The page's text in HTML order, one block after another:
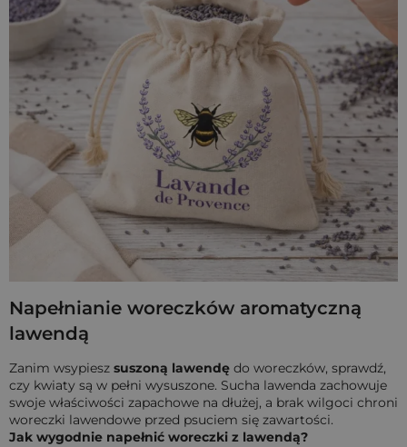
woreczki naturalne do aromaterapii
- z lawendą jako
dodatkiem relaksacyjnym do sypialni lub łazienki (lub jako
zioła do sauny),
bawełniane woreczki prezentowe- na drobne upominki
dla gości na lawendowy ślub, urodziny czy przyjęcie w
stylu prowansalskim.
Zastosowania firmowe (B2B):
puste woreczki na susz lawendowy
dla plantacji i
sklepów regionalnych,
bawełniane woreczki na kosmetyki 9 x 12 cm- na mini
mydełka, kule kąpielowe i mini olejki lawendowe w ich
własnych opakowaniach,
opakowanie dla pasiek oferujących
miód lawendowy- na
mini słoiczki i drobne dodatki w zestawach prezentowych.
Co pomieszczą bawełniane woreczki na
lawendę 9 x 12 cm?
W woreczku 9 x 12 cm wygodnie zmieścisz m.in.:
ok. 12 g suszonej lawendy (w zależności od struktury
suszu i stopnia wypełnienia),
próbki kosmetyków lub mini mydełka,
Napełnianie woreczków aromatyczną
lawendą
Zanim wsypiesz suszoną lawendę do woreczków, sprawdź,
czy kwiaty są w pełni wysuszone. Sucha lawenda zachowuje
swoje właściwości zapachowe na dłużej, a brak wilgoci chroni
woreczki lawendowe przed psuciem się zawartości.
Jak wygodnie napełnić woreczki z lawendą?